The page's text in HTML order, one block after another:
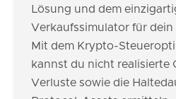
Lösung und dem
Verkaufssimulator für
Mit dem Krypto-
kannst du nicht realisierte
Verluste sowie die